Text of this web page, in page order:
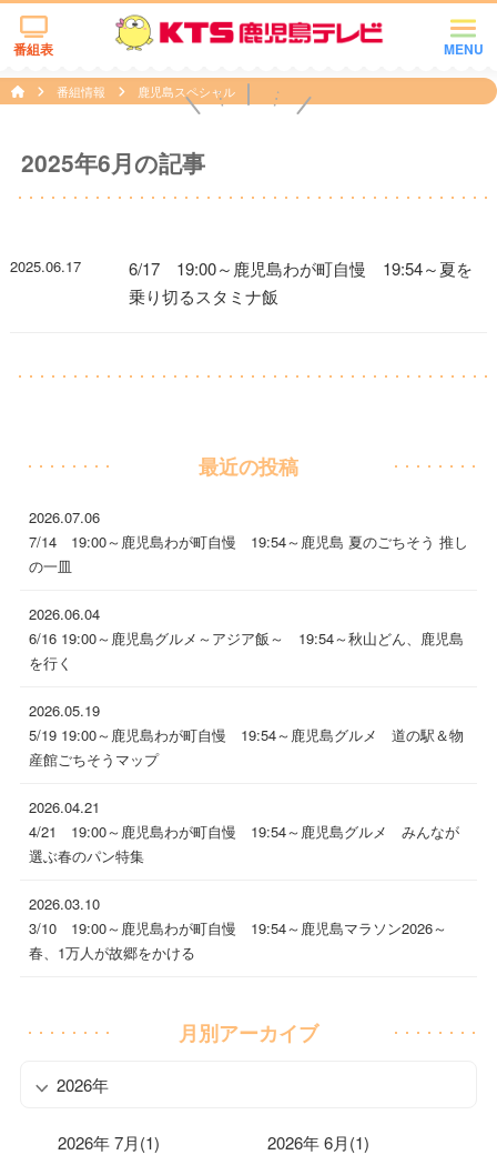
MENU
番組表
番組情報 鹿児島スペシャル
2025年6月の記事
2025.06.17
6/17 19:00～鹿児島わが町自慢 19:54～夏を
乗り切るスタミナ飯
最近の投稿
2026.07.06
7/14 19:00～鹿児島わが町自慢 19:54～鹿児島 夏のごちそう 推し
の一皿
2026.06.04
6/16 19:00～鹿児島グルメ～アジア飯～ 19:54～秋山どん、鹿児島
を行く
2026.05.19
5/19 19:00～鹿児島わが町自慢 19:54～鹿児島グルメ 道の駅＆物
産館ごちそうマップ
2026.04.21
4/21 19:00～鹿児島わが町自慢 19:54～鹿児島グルメ みんなが
選ぶ春のパン特集
2026.03.10
3/10 19:00～鹿児島わが町自慢 19:54～鹿児島マラソン2026～
春、1万人が故郷をかける
月別アーカイブ
2026年
2026年 7月(1) 2026年 6月(1)